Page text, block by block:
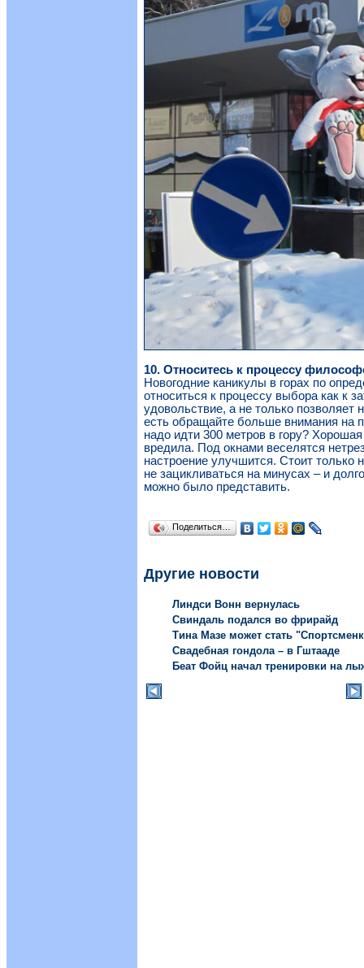
10. Относитесь к процессу
Новогодние каникулы в горах по
относиться к процессу выбора как к
удовольствие, а не только позволяет
есть обращайте больше внимания на
надо идти 300 метров в гору?
вредила. Под окнами веселятся
настроение улучшится. Стоит
не зацикливаться на минусах – и
можно было представить.
Поделиться…
Другие новости
Линдси Вонн вернулась
Свиндаль подался во фрирайд
Тина Мазе может стать
Свадебная гондола – в Гштааде
Беат Фойц начал тренировки на